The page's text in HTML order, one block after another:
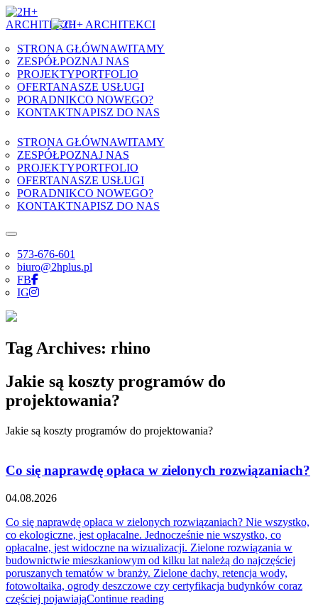
Skip to content
STRONA GŁÓWNAWITAMY
ZESPÓŁPOZNAJ NAS
PROJEKTYPORTFOLIO
OFERTANASZE USŁUGI
PORADNIKCO NOWEGO?
KONTAKTNAPISZ DO NAS
STRONA GŁÓWNAWITAMY
ZESPÓŁPOZNAJ NAS
PROJEKTYPORTFOLIO
OFERTANASZE USŁUGI
PORADNIKCO NOWEGO?
KONTAKTNAPISZ DO NAS
573-676-601
biuro@2hplus.pl
FB
IG
Tag Archives: rhino
Jakie są koszty programów do
projektowania?
Jakie są koszty programów do projektowania?
Co się naprawdę opłaca w zielonych rozwiązaniach?
04.08.2026
Co się naprawdę opłaca w zielonych rozwiązaniach? Nie wszystko,
co ekologiczne, jest opłacalne. Jednocześnie nie wszystko, co
opłacalne, jest widoczne na wizualizacji. Zielone rozwiązania w
budownictwie mieszkaniowym od kilku lat należą do najczęściej
poruszanych tematów w branży. Zielone dachy, retencja wody,
fotowoltaika, ogrody deszczowe czy certyfikacja budynków coraz
częściej pojawiająContinue reading„Co się naprawdę opłaca w